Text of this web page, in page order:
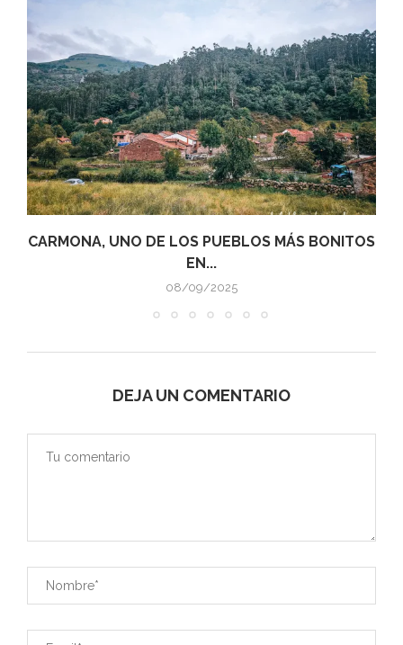
CARMONA, UNO DE LOS PUEBLOS MÁS BONITOS
EN...
08/09/2025
DEJA UN COMENTARIO